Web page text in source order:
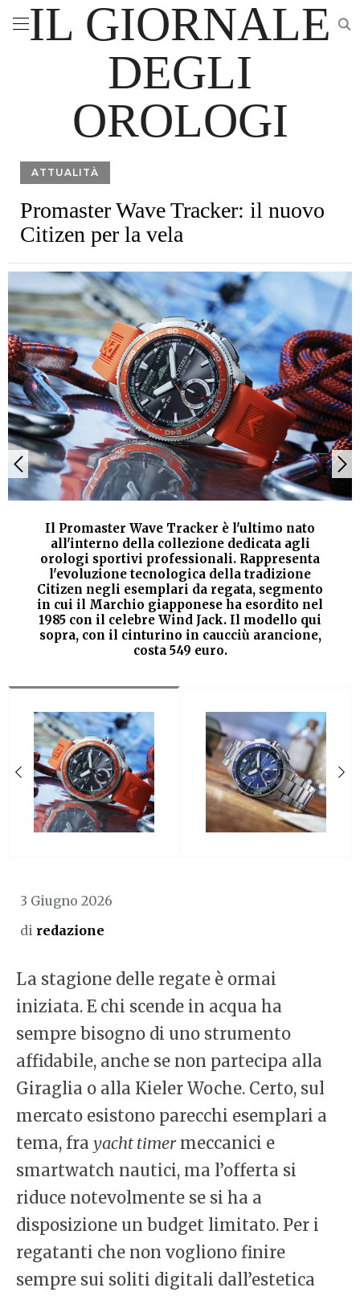
IL GIORNALE
DEGLI
OROLOGI
ATTUALITÀ
Promaster Wave Tracker: il nuovo
Citizen per la vela
Il Promaster Wave Tracker è l'ultimo nato
all'interno della collezione dedicata agli
orologi sportivi professionali. Rappresenta
l'evoluzione tecnologica della tradizione
Citizen negli esemplari da regata, segmento
in cui il Marchio giapponese ha esordito nel
1985 con il celebre Wind Jack. Il modello qui
sopra, con il cinturino in caucciù arancione,
costa 549 euro.
3 Giugno 2026
di redazione
La stagione delle regate è ormai
iniziata. E chi scende in acqua ha
sempre bisogno di uno strumento
affidabile, anche se non partecipa alla
Giraglia o alla Kieler Woche. Certo, sul
mercato esistono parecchi esemplari a
tema, fra yacht timermeccanici e
smartwatch nautici, ma l’offerta si
riduce notevolmente se si ha a
disposizione un budget limitato. Per i
regatanti che non vogliono finire
sempre sui soliti digitali dall’estetica